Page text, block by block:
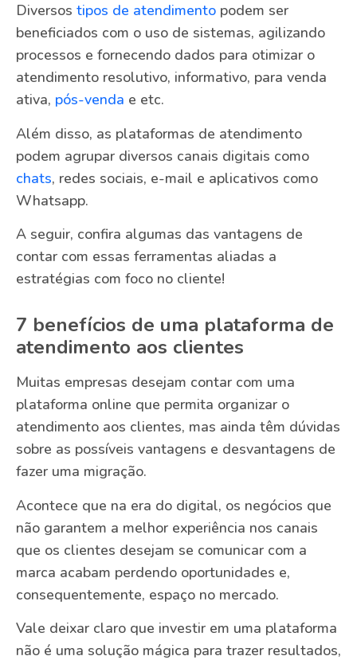
Diversos tipos de atendimento podem ser
beneficiados com o uso de sistemas, agilizando
processos e fornecendo dados para otimizar o
atendimento resolutivo, informativo, para venda
ativa, pós-venda e etc.
Além disso, as plataformas de atendimento
podem agrupar diversos canais digitais como
chats, redes sociais, e-mail e aplicativos como
Whatsapp.
A seguir, confira algumas das vantagens de
contar com essas ferramentas aliadas a
estratégias com foco no cliente!
7 benefícios de uma plataforma de
atendimento aos clientes
Muitas empresas desejam contar com uma
plataforma online que permita organizar o
atendimento aos clientes, mas ainda têm dúvidas
sobre as possíveis vantagens e desvantagens de
fazer uma migração.
Acontece que na era do digital, os negócios que
não garantem a melhor experiência nos canais
que os clientes desejam se comunicar com a
marca acabam perdendo oportunidades e,
consequentemente, espaço no mercado.
Vale deixar claro que investir em uma plataforma
não é uma solução mágica para trazer resultados,